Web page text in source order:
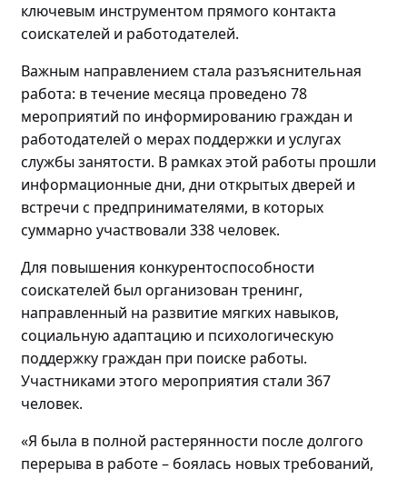
ключевым инструментом прямого контакта
соискателей и работодателей.
Важным направлением стала разъяснительная
работа: в течение месяца проведено 78
мероприятий по информированию граждан и
работодателей о мерах поддержки и услугах
службы занятости. В рамках этой работы прошли
информационные дни, дни открытых дверей и
встречи с предпринимателями, в которых
суммарно участвовали 338 человек.
Для повышения конкурентоспособности
соискателей был организован тренинг,
направленный на развитие мягких навыков,
социальную адаптацию и психологическую
поддержку граждан при поиске работы.
Участниками этого мероприятия стали 367
человек.
«Я была в полной растерянности после долгого
перерыва в работе – боялась новых требований,